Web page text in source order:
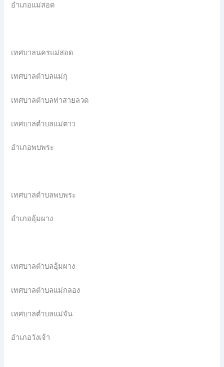
อำเภอแม่สอด
เทศบาลนครแม่สอด
เทศบาลตำบลแม่กุ
เทศบาลตำบลท่าสายลวด
เทศบาลตำบลแม่ตาว
อำเภอพบพระ
เทศบาลตำบลพบพระ
อำเภออุ้มผาง
เทศบาลตำบลอุ้มผาง
เทศบาลตำบลแม่กลอง
เทศบาลตำบลแม่จัน
อำเภอวังเจ้า